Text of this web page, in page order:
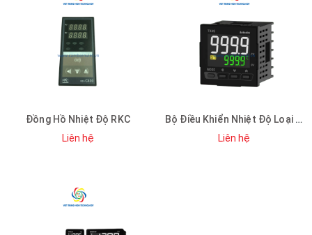
Đồng Hồ Nhiệt Độ RKC
Liên hệ
Bộ Điều Khiển Nhiệt Độ Loại PID, Màn Hình LCD
Liên hệ